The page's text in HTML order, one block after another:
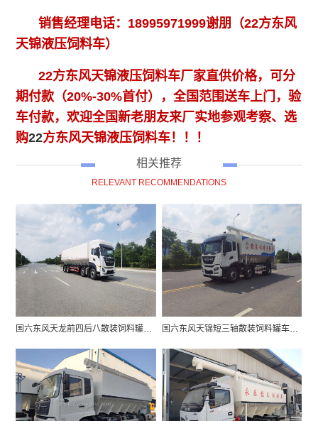
销售经理电话：18995971999谢朋（22方东风
天锦液压饲料车）
22方东风天锦液压饲料车厂家直供价格，可分
期付款（20%-30%首付），全国范围送车上门，验
车付款，欢迎全国新老朋友来厂实地参观考察、选
购22方东风天锦液压饲料车！！！
相关推荐
RELEVANT RECOMMENDATIONS
国六东风天龙前四后八散装饲料罐车价格图片 国六东风天锦短三轴散装饲料罐车价格图片